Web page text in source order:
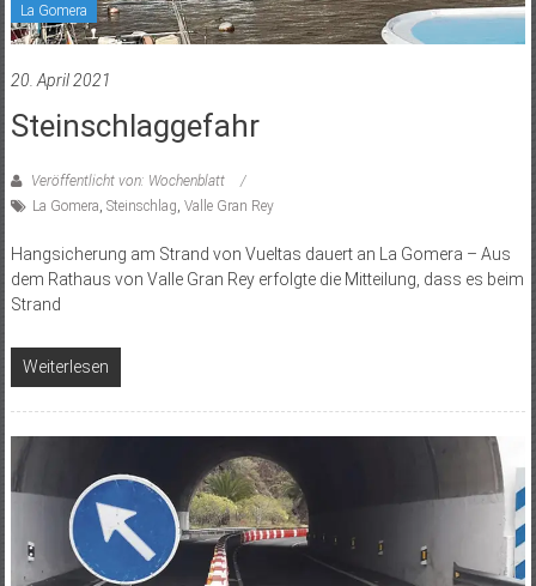
La Gomera
20. April 2021
Steinschlaggefahr
Veröffentlicht von: Wochenblatt
La Gomera, Steinschlag, Valle Gran Rey
Hangsicherung am Strand von Vueltas dauert an La Gomera – Aus
dem Rathaus von Valle Gran Rey erfolgte die Mitteilung, dass es beim
Strand
Weiterlesen